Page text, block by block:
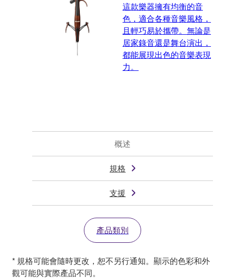
這款樂器擁有均衡的音
色，適合各種音樂風格，
且輕巧易於攜帶。無論是
居家錄音還是舞台演出，
都能展現出色的音樂表現
力。
概述
規格
支援
產品類別
* 規格可能會隨時更改，恕不另行通知。顯示的色彩和外
觀可能與實際產品不同。